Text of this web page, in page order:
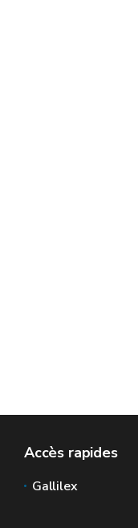
Accès rapides
Gallilex